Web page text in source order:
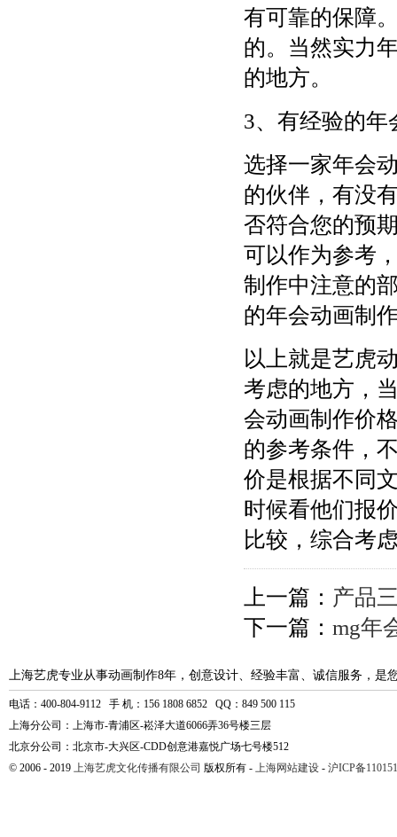
有可靠的保障
的。当然实力
的地方。
3、有经验的年
选择一家年会
的伙伴，有没
否符合您的预
可以作为参考
制作中注意的
的年会动画制
以上就是艺虎
考虑的地方，
会动画制作价
的参考条件，
价是根据不同
时候看他们报
比较，综合考
上一篇： 产品
下一篇： mg年
上海艺虎专业从事动画制作8年，创意设计、经验丰富、诚信服务，是
电话：400-804-9112 手 机：156 1808 6852 QQ：849 500 115
上海分公司：上海市-青浦区-崧泽大道6066弄36号楼三层
北京分公司：北京市-大兴区-CDD创意港嘉悦广场七号楼512
© 2006 - 2019 上海艺虎文化传播有限公司 版权所有 - 上海网站建设 - 沪ICP备